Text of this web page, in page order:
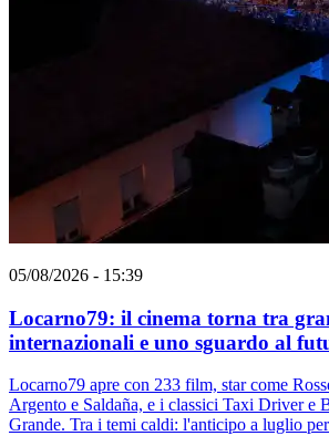
05/08/2026 - 15:39
Locarno79: il cinema torna tra
internazionali e uno sguardo al
Locarno79 apre con 233 film, star come
Argento e Saldaña, e i classici Taxi Driver e
Grande. Tra i temi caldi: l'anticipo a luglio